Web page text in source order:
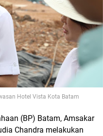
Hotel Vista Kota Batam
(BP) Batam, Amsakar
Chandra melakukan